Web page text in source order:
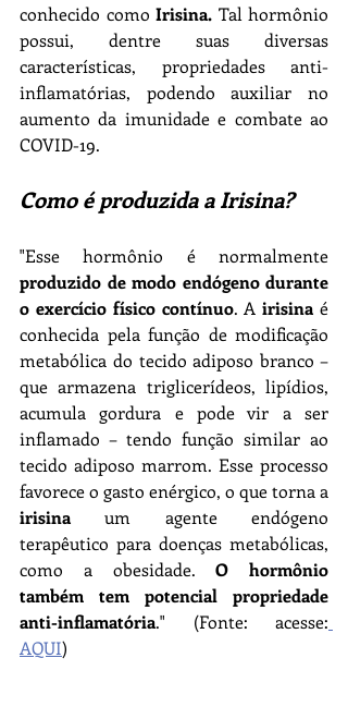
conhecido como Irisina. Tal hormônio
possui, dentre suas diversas
características, propriedades anti-
inflamatórias, podendo auxiliar no
aumento da imunidade e combate ao
COVID-19.
Como é produzida a Irisina?
produzido de modo endógeno durante
o exercício físico contínuo. A irisina é
conhecida pela função de modificação
metabólica do tecido adiposo branco –
que armazena triglicerídeos, lipídios,
acumula gordura e pode vir a ser
inflamado – tendo função similar ao
tecido adiposo marrom. Esse processo
irisina um agente endógeno
terapêutico para doenças metabólicas,
como a obesidade. O hormônio
também tem potencial propriedade
anti-inflamatória." (Fonte: acesse:
AQUI)